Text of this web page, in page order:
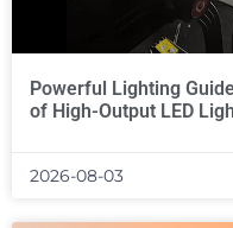
Powerful Lighting
of High-Output LED
2026-08-03